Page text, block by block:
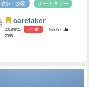
歩・公園 ポートタワー
caretaker
2018/8/21 7 年前
- №3797
2385